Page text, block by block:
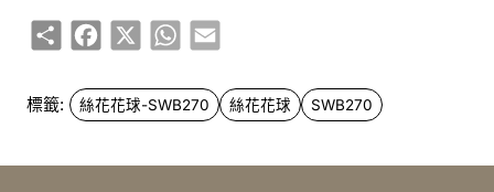
ShareFacebook
X WhatsApp
Email
標籤: 絲花花球-SWB270 絲花花球 SWB270